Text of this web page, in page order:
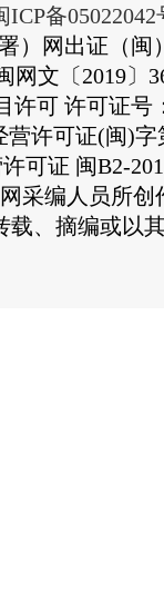
备05022042
）网出证（闽
网文〔2019〕
许可 许可证号
许可证(闽)字
可证 闽B2-
采编人员所创
载、摘编或以